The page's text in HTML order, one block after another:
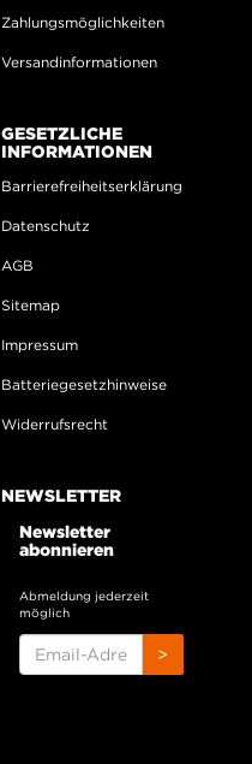
Zahlungsmöglichkeiten
Versandinformationen
GESETZLICHE
INFORMATIONEN
Barrierefreiheitserklärung
Datenschutz
AGB
Sitemap
Impressum
Batteriegesetzhinweise
Widerrufsrecht
NEWSLETTER
Newsletter
abonnieren
Abmeldung jederzeit
möglich
EMAIL-
ADRESSE
>